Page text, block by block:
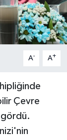
A- A+
Çevre
gördü.